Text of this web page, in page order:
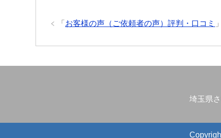
「 お客様の声（ご依頼者の声）評判・口コミ 」
埼玉県